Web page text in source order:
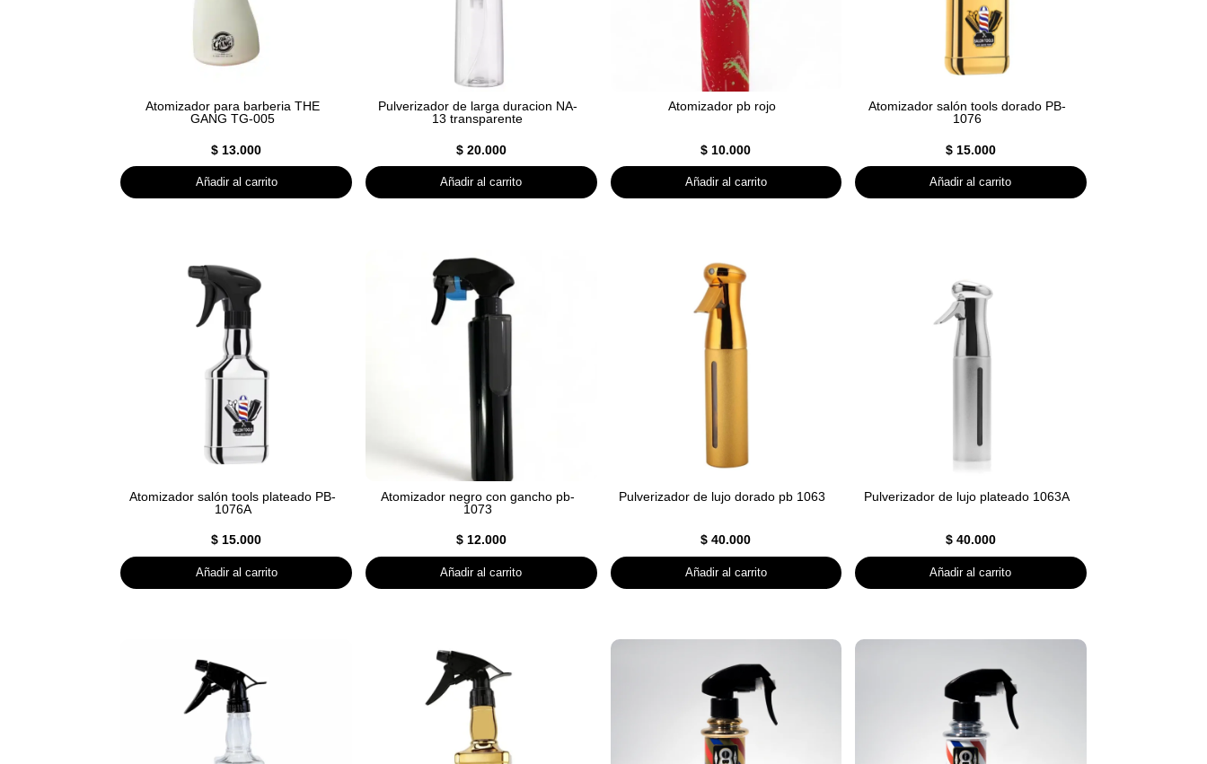
Atomizador para barberia THE
GANG TG-005
$ 13.000
Añadir al carrito
Pulverizador de larga duracion NA-
13 transparente
$20.000
Añadir al carrito
Atomizador pb rojo
$ 10.000
Añadir al carrito
Atomizador salón tools dorado PB-
1076
$15.000
Añadir al carrito
Atomizador salón tools plateado PB-
1076A
$ 15.000
Añadir al carrito
Atomizador negro con gancho pb-
1073
$12.000
Añadir al carrito
Pulverizador de lujo dorado pb 1063
$ 40.000
Añadir al carrito
Pulverizador de lujo plateado 1063A
$40.000
Añadir al carrito